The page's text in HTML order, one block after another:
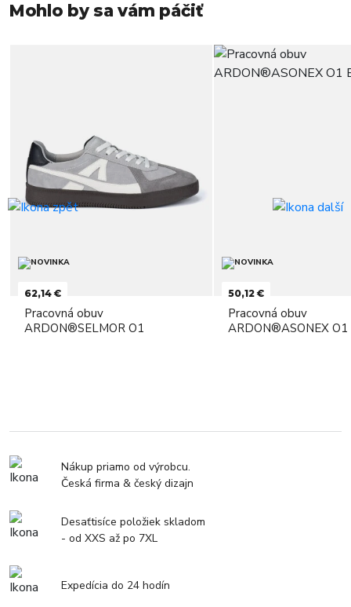
Mohlo by sa vám páčiť
62,14 €
Pracovná obuv
ARDON®SELMOR O1
50,12 €
Pracovná obuv
ARDON®ASONEX O1
Nákup priamo od výrobcu.
Česká firma & český dizajn
Desaťtisíce položiek skladom
- od XXS až po 7XL
Expedícia do 24 hodín